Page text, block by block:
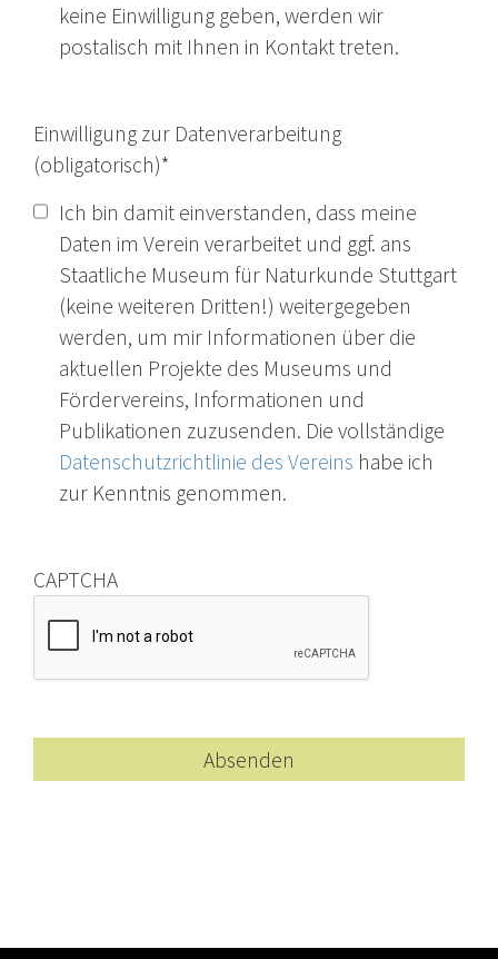
keine Einwilligung geben, werden wir
postalisch mit Ihnen in Kontakt treten.
Einwilligung zur Datenverarbeitung
(obligatorisch)*
Ich bin damit einverstanden, dass meine
Daten im Verein verarbeitet und ggf. ans
Staatliche Museum für Naturkunde Stuttgart
(keine weiteren Dritten!) weitergegeben
werden, um mir Informationen über die
aktuellen Projekte des Museums und
Fördervereins, Informationen und
Publikationen zuzusenden. Die vollständige
Datenschutzrichtlinie des Vereins habe ich
zur Kenntnis genommen.
CAPTCHA